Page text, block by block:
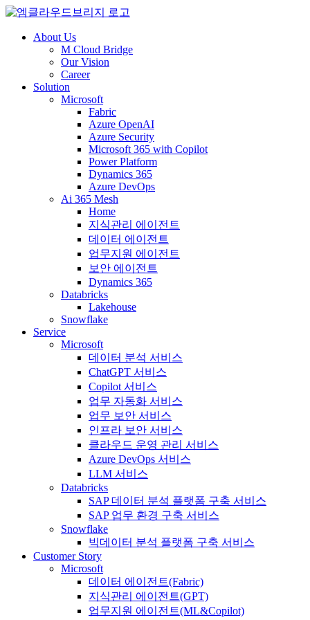
About Us
M Cloud Bridge
Our Vision
Career
Solution
Microsoft
Fabric
Azure OpenAI
Azure Security
Microsoft 365 with Copilot
Power Platform
Dynamics 365
Azure DevOps
Ai 365 Mesh
Home
지식관리 에이전트
데이터 에이전트
업무지원 에이전트
보안 에이전트
Dynamics 365
Databricks
Lakehouse
Snowflake
Service
Microsoft
데이터 분석 서비스
ChatGPT 서비스
Copilot 서비스
업무 자동화 서비스
업무 보안 서비스
인프라 보안 서비스
클라우드 운영 관리 서비스
Azure DevOps 서비스
LLM 서비스
Databricks
SAP 데이터 분석 플랫폼 구축 서비스
SAP 업무 환경 구축 서비스
Snowflake
빅데이터 분석 플랫폼 구축 서비스
Customer Story
Microsoft
데이터 에이전트(Fabric)
지식관리 에이전트(GPT)
업무지원 에이전트(ML&Copilot)